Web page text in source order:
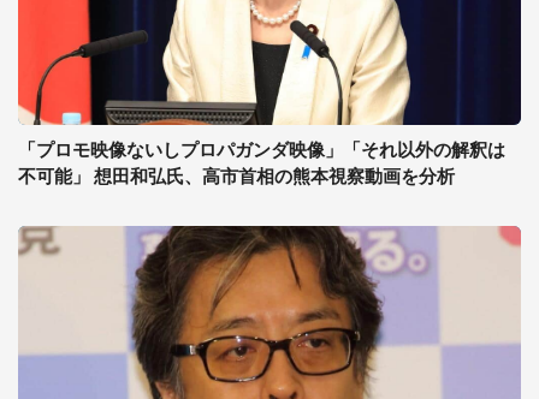
「プロモ映像ないしプロパガンダ映像」「それ以外の解釈は
不可能」 想田和弘氏、高市首相の熊本視察動画を分析